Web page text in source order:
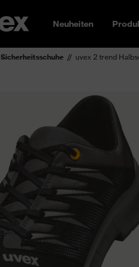
Neuheiten
Sicherheitsschuhe uvex 2 trend